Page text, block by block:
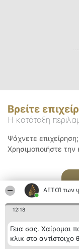
ΑΕΤΟΊ των
12:18
Γεια σας. Χαίρομαι
κλικ στο αντίστοιχο
Βρείτε
Η κατάταξη
Ψάχνετε
Χρησιμοποιήστε